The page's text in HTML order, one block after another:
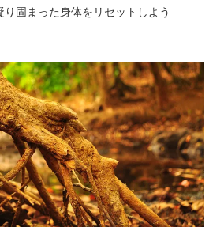
り固まった身体をリセットしよう